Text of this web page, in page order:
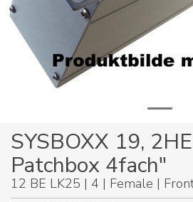
SYSBOXX 19,
Patchbox 4fach"
12 BE LK25 | 4 | Female |